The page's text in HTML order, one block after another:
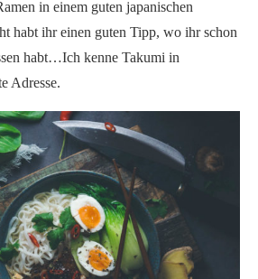
in einem guten japanischen
habt ihr einen guten Tipp, wo ihr schon
habt…Ich kenne Takumi in
Adresse.